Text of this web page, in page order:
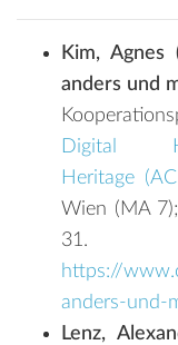
Kim, Agnes
anders und
Digital
Heritage
Wien (MA
31.
https://
anders-und-
Lenz,